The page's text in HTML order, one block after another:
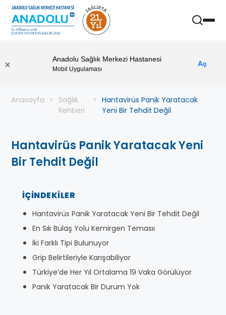
Anadolu Sağlık Merkezi Hastanesi
Mobil Uygulaması
Aç
Anasayfa
Sağlık
Rehberi
Hantavirüs Panik Yaratacak
Yeni Bir Tehdit Değil
Hantavirüs Panik Yaratacak Yeni
Bir Tehdit Değil
İÇINDEKILER
Hantavirüs Panik Yaratacak Yeni Bir Tehdit Değil
En Sık Bulaş Yolu Kemirgen Temasıı
İki Farklı Tipi Bulunuyor
Grip Belirtileriyle Karışabiliyor
Türkiye’de Her Yıl Ortalama 19 Vaka Görülüyor
Panik Yaratacak Bir Durum Yok